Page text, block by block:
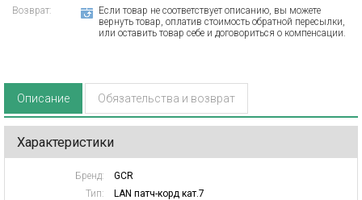
Возврат:
Если товар не соответствует описанию, вы можете
вернуть товар, оплатив стоимость обратной пересылки,
или оставить товар себе и договориться о компенсации.
Описание Обязательства и возврат
Характеристики
Бренд:
GCR
Тип:
LAN патч-корд кат.7